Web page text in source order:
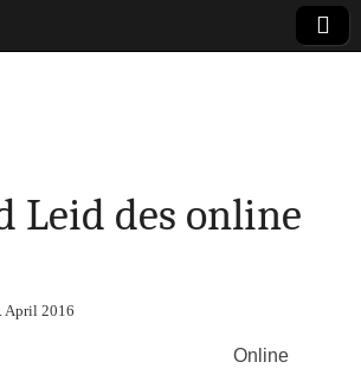
, Vertrieb-
Tipps
Leid des online
April 2016
Online